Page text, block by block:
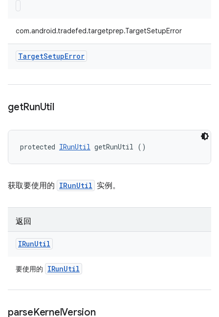
com.android.tradefed.targetprep.TargetSetupError
TargetSetupError
getRunUtil
protected IRunUtil getRunUtil ()
获取要使用的 IRunUtil 实例。
返回
IRunUtil
要使用的 IRunUtil
parseKernelVersion